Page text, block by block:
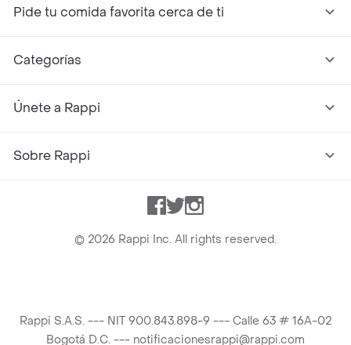
Pide tu comida favorita cerca de ti
Categorías
Únete a Rappi
Sobre Rappi
Facebook
TwitterInstagram
© 2026 Rappi Inc. All rights reserved.
Rappi S.A.S. --- NIT 900.843.898-9 --- Calle 63 # 16A-02
Bogotá D.C. --- notificacionesrappi@rappi.com